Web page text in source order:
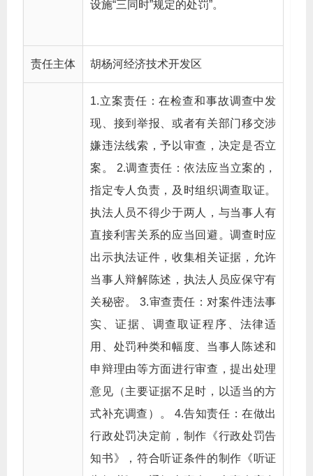
设施“三同时”规定的处罚”。
责任主体 胡杨河经济技术开发区
1.立案责任：在检查和事故调查中发
现、接到举报、或者有关部门移交涉
嫌违法线索，予以审查，决定是否立
案。 2.调查责任：依法应当立案的，
指定专人负责，及时组织调查取证。
执法人员不得少于两人，与当事人有
直接利害关系的应当回避。调查时应
出示执法证件，收集相关证据，允许
当事人辩解陈述，执法人员应保守有
关秘密。 3.审查责任：对案件违法事
实、证据、调查取证程序、法律适
用、处罚种类和幅度、当事人陈述和
申辩理由等方面进行审查，提出处理
意见（主要证据不足时，以适当的方
式补充调查）。 4.告知责任：在做出
行政处罚决定前，制作《行政处罚告
知书》，符合听证条件的制作《听证